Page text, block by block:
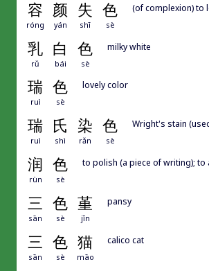
容 颜 失 色
róng yán shī sè
(of complexion) to
乳 白 色
rǔ bái sè
milky white
瑞 色
ruì sè
lovely color
瑞 氏 染 色
ruì shì rǎn sè
Wright's stain
润 色
rùn sè
to polish (a piece of writing);
三 色 堇
sān sè jǐn
pansy
三 色 猫
sān sè māo
calico cat